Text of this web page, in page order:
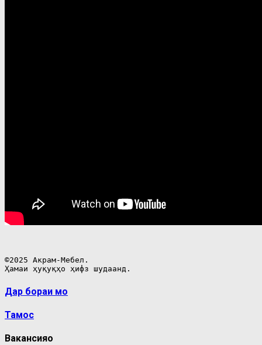
©2025 Акрам-Мебел.
Ҳамаи ҳуқуқҳо ҳифз шудаанд.
Дар бораи мо
Тамос
Вакансияҳо